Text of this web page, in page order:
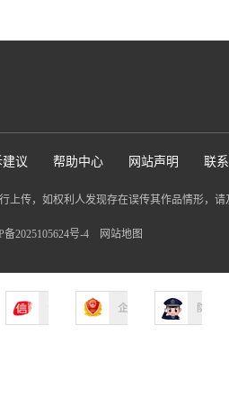
议 帮助中心 网站声明 联
上传，如权利人发现存在误传其作品情形，
备2025105624号-4 网站地图